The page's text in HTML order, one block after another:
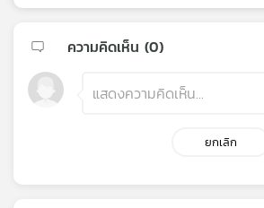
ความคิดเห็น (0)
ยกเลิก